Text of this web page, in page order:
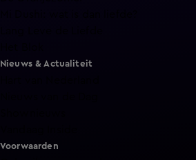
Nieuws & Actualiteit
Voorwaarden